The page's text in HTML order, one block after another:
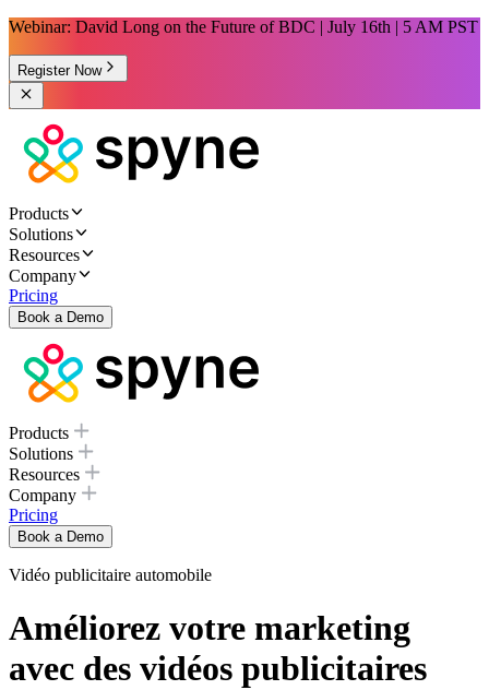
Webinar: David Long on the Future of BDC | July 16th | 5 AM PST
Register Now
Products
Solutions
Resources
Company
Pricing
Book a Demo
Products
Solutions
Resources
Company
Pricing
Book a Demo
Vidéo publicitaire automobile
Améliorez votre marketing
avec des vidéos publicitaires